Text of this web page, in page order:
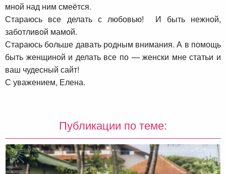
мной над ним смеётся.
Стараюсь все делать с любовью! И быть нежной,
заботливой мамой.
Стараюсь больше давать родным внимания. А в помощь
быть женщиной и делать все по — женски мне статьи и
ваш чудесный сайт!
С уважением, Елена.
Публикации по теме: